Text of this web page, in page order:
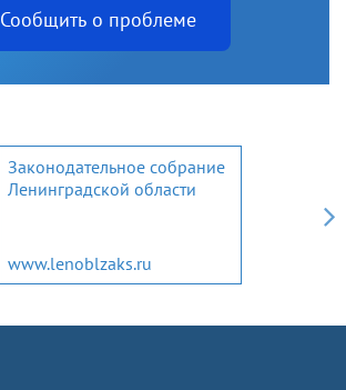
Сообщить о проблеме
Законодательное собрание
Ленинградской области
www.lenoblzaks.ru